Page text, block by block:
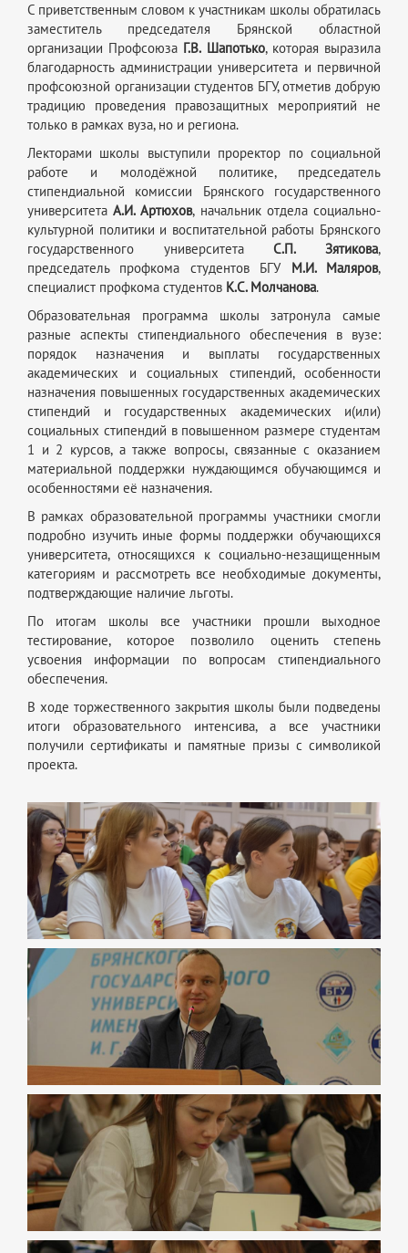
С приветственным словом к участникам школы обратилась
заместитель председателя Брянской областной
организации Профсоюза Г.В. Шапотько, которая выразила
благодарность администрации университета и первичной
профсоюзной организации студентов БГУ, отметив добрую
традицию проведения правозащитных мероприятий не
только в рамках вуза, но и региона.
Лекторами школы выступили проректор по социальной
работе и молодёжной политике, председатель
стипендиальной комиссии Брянского государственного
университетаА.И. Артюхов, начальник отдела социально-
культурной политики и воспитательной работы Брянского
государственного университетаС.П. Зятикова,
председатель профкома студентов БГУ М.И. Маляров,
специалист профкома студентов К.С. Молчанова.
Образовательная программа школы затронула самые
разные аспекты стипендиального обеспечения в вузе:
порядок назначения и выплаты государственных
академических и социальных стипендий, особенности
назначения повышенных государственных академических
стипендий и государственных академических и(или)
социальных стипендий в повышенном размере студентам
1 и 2 курсов, а также вопросы, связанные с оказанием
материальной поддержки нуждающимся обучающимся и
особенностями её назначения.
В рамках образовательной программы участники смогли
подробно изучить иные формы поддержки обучающихся
университета, относящихся к социально-незащищенным
категориям и рассмотреть все необходимые документы,
подтверждающие наличие льготы.
По итогам школы все участники прошли выходное
тестирование, которое позволило оценить степень
усвоения информации по вопросам стипендиального
обеспечения.
В ходе торжественного закрытия школы были подведены
итоги образовательного интенсива, а все участники
получили сертификаты и памятные призы с символикой
проекта.